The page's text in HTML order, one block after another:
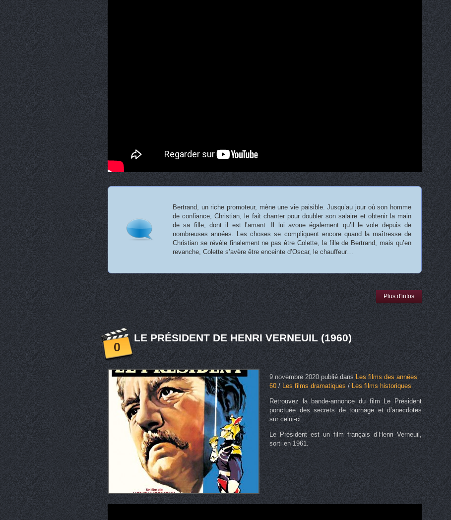
Bertrand, un riche promoteur, mène une vie paisible. Jusqu’au jour où son homme
de confiance, Christian, le fait chanter pour doubler son salaire et obtenir la main
de sa fille, dont il est l’amant. Il lui avoue également qu’il le vole depuis de
nombreuses années. Les choses se compliquent encore quand la maîtresse de
Christian se révèle finalement ne pas être Colette, la fille de Bertrand, mais qu’en
revanche, Colette s’avère être enceinte d’Oscar, le chauffeur…
Plus d'infos
0
LE PRÉSIDENT DE HENRI VERNEUIL (1960)
9 novembre 2020publié dansLes films des années
60/Les films dramatiques/Les films historiques
Retrouvez la bande-annonce du film Le Président
ponctuée des secrets de tournage et d’anecdotes
sur celui-ci.
Le Président est un film français d’Henri Verneuil,
sorti en 1961.